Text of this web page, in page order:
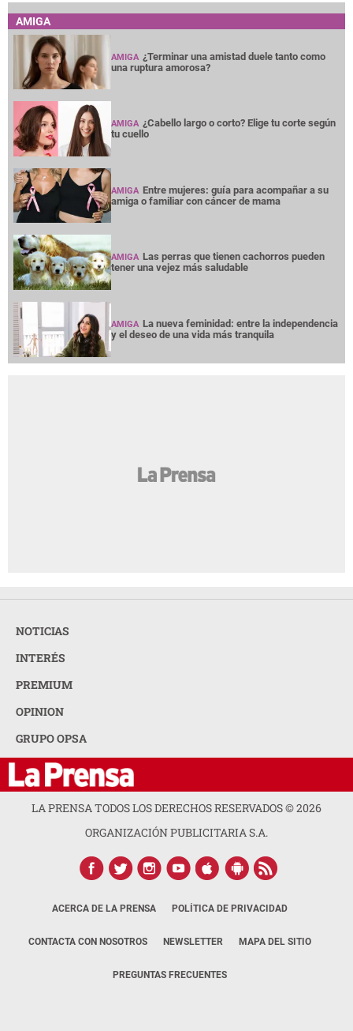
AMIGA
AMIGA ¿Terminar una amistad duele tanto como
una ruptura amorosa?
AMIGA ¿Cabello largo o corto? Elige tu corte según
tu cuello
AMIGA Entre mujeres: guía para acompañar a su
amiga o familiar con cáncer de mama
AMIGA Las perras que tienen cachorros pueden
tener una vejez más saludable
AMIGA La nueva feminidad: entre la independencia
y el deseo de una vida más tranquila
NOTICIAS
INTERÉS
PREMIUM
OPINION
GRUPO OPSA
LA PRENSA TODOS LOS DERECHOS RESERVADOS ©2026
ORGANIZACIÓN PUBLICITARIA S.A.
ACERCA DE LA PRENSA POLÍTICA DE PRIVACIDAD
CONTACTA CON NOSOTROS NEWSLETTER MAPA DEL SITIO
PREGUNTAS FRECUENTES